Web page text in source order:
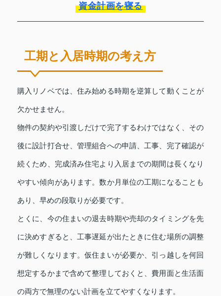
資金計画を寝る
工期と入居時期の考え方
購入リノベでは、住み始める時期を逆算して動くことが
欠かせません。
物件の契約や引渡しだけで完了するわけではなく、その
後に設計打合せ、管理組合への申請、工事、完了確認が
続くため、完成済み住宅より入居までの期間は長くなり
やすい傾向があります。数か月単位の工期になることも
あり、早めの段取りが必要です。
とくに、今の住まいの退去時期や売却のタイミングを先
に決めすぎると、工事遅延が出たときに住む場所の調整
が難しくなります。仮住まいが必要か、引っ越しを何回
想定するかまで含めて整理しておくと、費用面と生活面
の両方で無理のない計画を立てやすくなります。